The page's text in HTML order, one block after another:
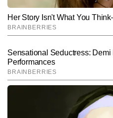
Hindi NewsCitiesPatna-News
निलेश द्विवेदी
निलेश द्विवेदी टाइम्स नाउ
शहरों से जुड़ी लोकल घटनाएं,
अपडेट्स पर लगातार काम करते
की रुचि के हिसाब से कंटेंट को
डिजिटल न्यूजरूम के रफ्तार भरे